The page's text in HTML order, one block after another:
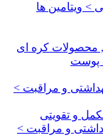
> ویتامین ها
محصولات کره ای
پوست
و مراقبت >
و تقویتی
و مراقبت >